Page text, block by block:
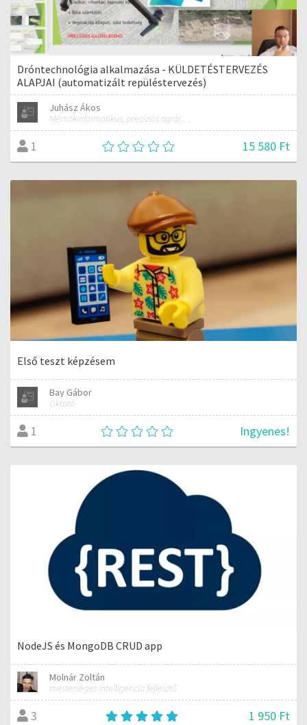
Dróntechnológia alkalmazása - KÜLDETÉSTERVEZÉS
ALAPJAI (automatizált repüléstervezés)
Juhász Ákos
Mérnökinformatikus, precíziós agrárgazdálkodási szakmérnök, hivatásos ipari drónpilóta
1 15 580 Ft
Első teszt képzésem
Bay Gábor
Oktató
1 Ingyenes!
NodeJS és MongoDB CRUD app
Molnár Zoltán
mesterséges intelligencia fejlesztő
3 1 950 Ft